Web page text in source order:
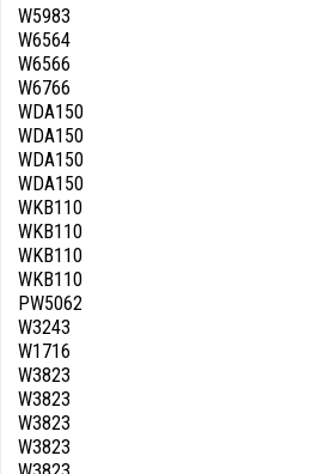
W5983
W6564
W6566
W6766
WDA150
WDA150
WDA150
WDA150
WKB110
WKB110
WKB110
WKB110
PW5062
W3243
W1716
W3823
W3823
W3823
W3823